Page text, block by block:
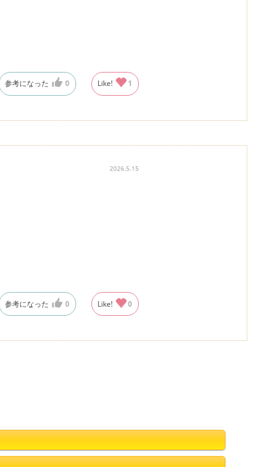
参考になった 0 Like! 1
2026.5.15
参考になった 0 Like! 0